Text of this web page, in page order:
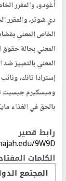
أغودو، والمقرر
دي شوتر، والمقرر
الخاص المعني
المعني بحالة حقوق
المعني بالتمييز
إسترادا تانك،
وميسكيرم جيسيت
بالحق في الغذاء
رابط قصير
9W9D/
الكلمات
المجتمع